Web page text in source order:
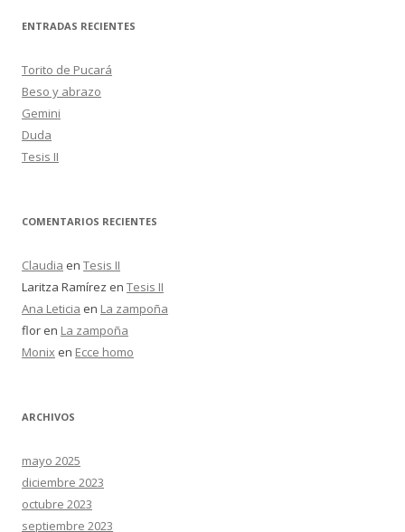
c
r
:
ENTRADAS RECIENTES
Torito de Pucará
Beso y abrazo
Gemini
Duda
Tesis II
COMENTARIOS RECIENTES
Claudia en Tesis II
Laritza Ramírez en Tesis II
Ana Leticia en La zampoña
flor en La zampoña
Monix en Ecce homo
ARCHIVOS
mayo 2025
diciembre 2023
octubre 2023
septiembre 2023